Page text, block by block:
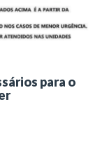
para o